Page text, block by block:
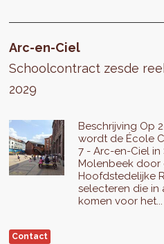
Arc-en-Ciel
Schoolcontract zesde
2029
Beschrijving Op
wordt de École
7 - Arc-en-Ciel in
Molenbeek door
Hoofdstedelijke
selecteren die in
komen voor het...
Contact